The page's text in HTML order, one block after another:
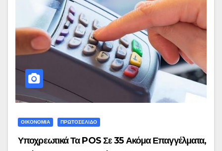
ΟΙΚΟΝΟΜΙΑ ΠΡΩΤΟΣΕΛΙΔΟ
Υποχρεωτικά Τα POS Σε 35 Ακόμα Επαγγέλματα,